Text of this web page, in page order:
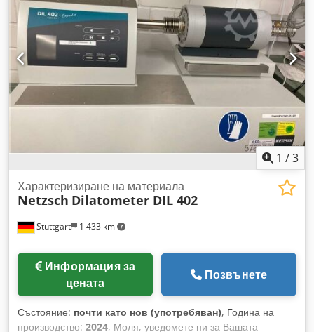
1 /3
Stuttgart 1 433 km
Характеризиране на материала
Netzsch Dilatometer DIL 402
Информация за
цената
Позвънете
Състояние: почти като нов (употребяван), Година на
производство: 2024, Моля, уведомете ни за Вашата